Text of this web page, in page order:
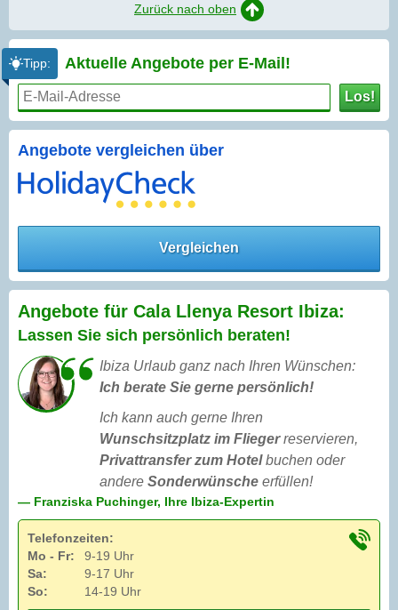
Zurück nach oben
Tipp: Aktuelle Angebote per E-Mail!
Los!
Angebote vergleichen über
Vergleichen
Angebote für Cala Llenya Resort Ibiza:
Lassen Sie sich persönlich beraten!
Ibiza Urlaub ganz nach Ihren Wünschen:
Ich berate Sie gerne persönlich!
Ich kann auch gerne Ihren
Wunschsitzplatz im Fliegerreservieren,
Privattransfer zum Hotelbuchen oder
andere Sonderwünsche erfüllen!
— Franziska Puchinger, Ihre Ibiza-Expertin
Telefonzeiten:
Mo - Fr:
9-19 Uhr
Sa:
9-17 Uhr
So:
14-19 Uhr